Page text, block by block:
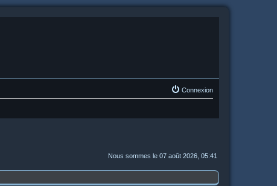
Connexion
Nous sommes le 07 août 2026, 05:41